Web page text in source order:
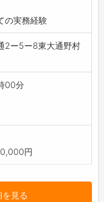
ます。
範囲
の実務経験
2ー5ー8東大通野村
00分
円
を見る